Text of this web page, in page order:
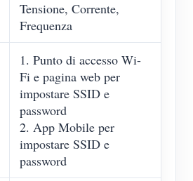
Tensione, Corrente,
Frequenza
1. Punto di accesso Wi-
Fi e pagina web per
impostare SSID e
password
2. App Mobile per
impostare SSID e
password